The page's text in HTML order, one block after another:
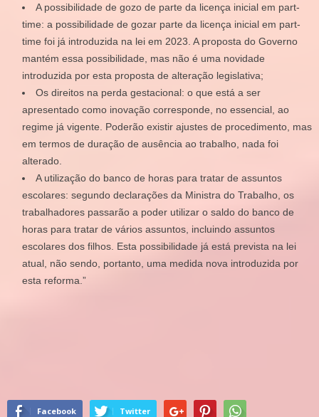
A possibilidade de gozo de parte da licença inicial em part-
time: a possibilidade de gozar parte da licença inicial em part-
time foi já introduzida na lei em 2023. A proposta do Governo
mantém essa possibilidade, mas não é uma novidade
introduzida por esta proposta de alteração legislativa;
Os direitos na perda gestacional: o que está a ser
apresentado como inovação corresponde, no essencial, ao
regime já vigente. Poderão existir ajustes de procedimento, mas
em termos de duração de ausência ao trabalho, nada foi
alterado.
A utilização do banco de horas para tratar de assuntos
escolares: segundo declarações da Ministra do Trabalho, os
trabalhadores passarão a poder utilizar o saldo do banco de
horas para tratar de vários assuntos, incluindo assuntos
escolares dos filhos. Esta possibilidade já está prevista na lei
atual, não sendo, portanto, uma medida nova introduzida por
esta reforma.”
Facebook Twitter